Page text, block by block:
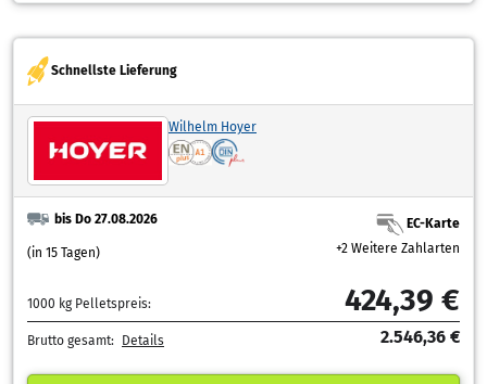
Schnellste Lieferung
Wilhelm Hoyer
bis Do 27.08.2026
(in 15 Tagen)
EC-Karte
+2 Weitere Zahlarten
1000 kg Pelletspreis: 424,39 €
Brutto gesamt: Details 2.546,36 €